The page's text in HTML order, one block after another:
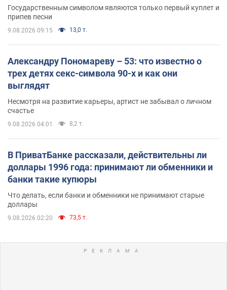
Государственным символом являются только первый куплет и
припев песни
9.08.2026 09:15 13,0 т.
Александру Пономареву – 53: что известно о
трех детях секс-символа 90-х и как они
выглядят
Несмотря на развитие карьеры, артист не забывал о личном
счастье
9.08.2026 04:01 8,2 т.
В ПриватБанке рассказали, действительны ли
доллары 1996 года: принимают ли обменники и
банки такие купюры
Что делать, если банки и обменники не принимают старые
доллары
9.08.2026 02:20 73,5 т.